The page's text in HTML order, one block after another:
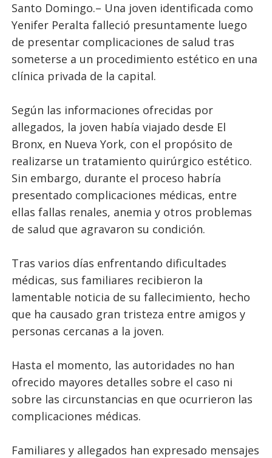
Santo Domingo.– Una joven identificada como
Yenifer Peralta falleció presuntamente luego
de presentar complicaciones de salud tras
someterse a un procedimiento estético en una
clínica privada de la capital.
Según las informaciones ofrecidas por
allegados, la joven había viajado desde El
Bronx, en Nueva York, con el propósito de
realizarse un tratamiento quirúrgico estético.
Sin embargo, durante el proceso habría
presentado complicaciones médicas, entre
ellas fallas renales, anemia y otros problemas
de salud que agravaron su condición.
Tras varios días enfrentando dificultades
médicas, sus familiares recibieron la
lamentable noticia de su fallecimiento, hecho
que ha causado gran tristeza entre amigos y
personas cercanas a la joven.
Hasta el momento, las autoridades no han
ofrecido mayores detalles sobre el caso ni
sobre las circunstancias en que ocurrieron las
complicaciones médicas.
Familiares y allegados han expresado mensajes